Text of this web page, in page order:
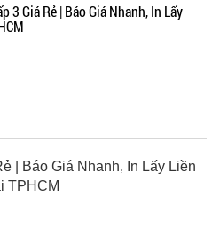
3 Giá Rẻ | Báo Giá Nhanh, In Lấy